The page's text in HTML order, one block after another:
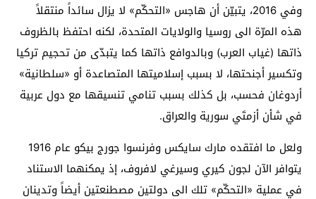
وفي 2016، يتبيّن أن هاجس «التحكّم» لا يزال سائداً منتقلاً
هذه المرّة الى روسيا والولايات المتحدة، لكنه احتفظ بالظروف
ذاتها (غياب العرب) وبالدوافع ذاتها كما يتبدّى من تحجيم تركيا
وتكسير أجنحتها، لا بسبب إسلاميتها المتصاعدة أو «سلطانية»
أردوغان فحسب، بل كذلك بسبب تنامي تنسيقها مع دول عربية
في شأن أزمتَي سورية والعراق.
ولعل ما افتقده مارك سايكس وفرنسوا جورج بيكو عام 1916
يتوافر الآن لجون كيري وسيرغي لافروف، إذ يمكنهما الاستناد
في عملية «التحكّم» تلك الى دولتين مصطنعتين أيضاً وتدينان